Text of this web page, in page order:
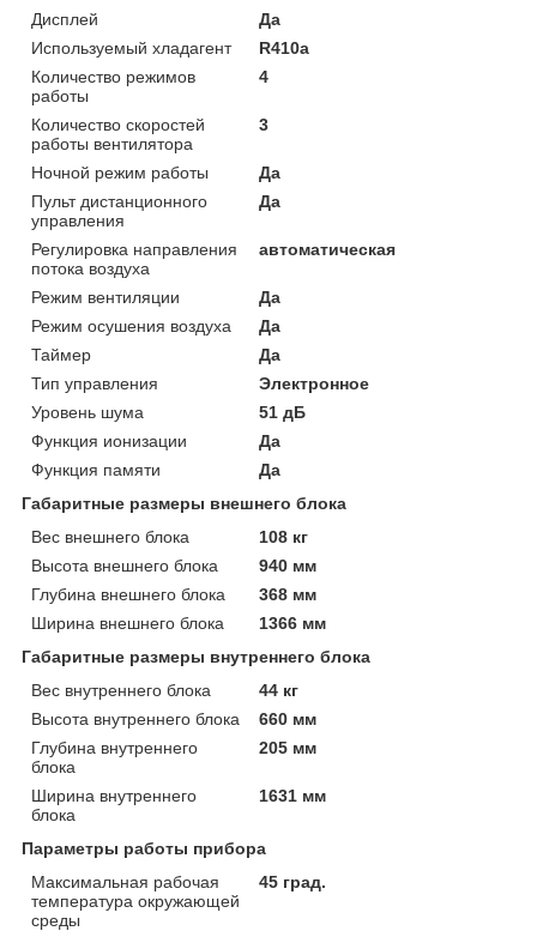
Дисплей
Да
Используемый хладагент
R410a
Количество режимов
работы
4
Количество скоростей
работы вентилятора
3
Ночной режим работы
Да
Пульт дистанционного
управления
Да
Регулировка направления
потока воздуха
автоматическая
Режим вентиляции
Да
Режим осушения воздуха
Да
Таймер
Да
Тип управления
Электронное
Уровень шума
51 дБ
Функция ионизации
Да
Функция памяти
Да
Габаритные размеры внешнего блока
Вес внешнего блока
108 кг
Высота внешнего блока
940 мм
Глубина внешнего блока
368 мм
Ширина внешнего блока
1366 мм
Габаритные размеры внутреннего блока
Вес внутреннего блока
44 кг
Высота внутреннего блока
660 мм
Глубина внутреннего
блока
205 мм
Ширина внутреннего
блока
1631 мм
Параметры работы прибора
Максимальная рабочая
температура окружающей
среды
45 град.